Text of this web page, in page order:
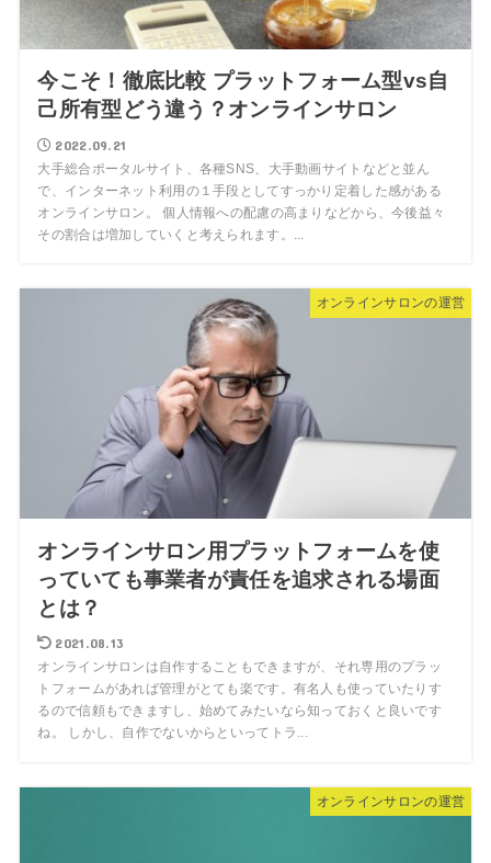
今こそ！徹底比較 プラットフォーム型vs自
己所有型どう違う？オンラインサロン
2022.09.21
大手総合ポータルサイト、各種SNS、大手動画サイトなどと並ん
で、インターネット利用の１手段としてすっかり定着した感がある
オンラインサロン。 個人情報への配慮の高まりなどから、今後益々
その割合は増加していくと考えられます。...
オンラインサロンの運営
オンラインサロン用プラットフォームを使
っていても事業者が責任を追求される場面
とは？
2021.08.13
オンラインサロンは自作することもできますが、それ専用のプラッ
トフォームがあれば管理がとても楽です。有名人も使っていたりす
るので信頼もできますし、始めてみたいなら知っておくと良いです
ね。 しかし、自作でないからといってトラ...
オンラインサロンの運営